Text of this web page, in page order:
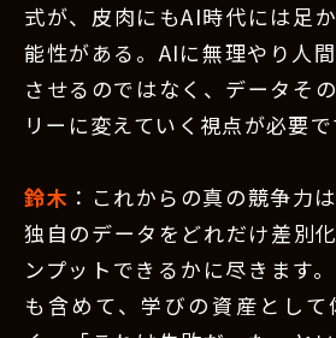
式が、皮肉にもAI時代には足
能性がある。AIに無理やり人
させるのではなく、データそ
リーに変えていく視点が必要で
鈴木 ：これからの真の競争力
独自のデータをどれだけ差別
ンプットできるかに尽きます
も含めて、学びの資産とし